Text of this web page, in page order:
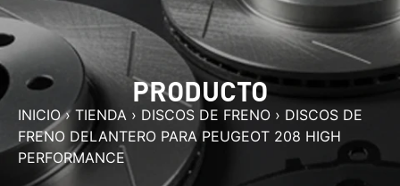
PRODUCTO
INICIO› TIENDA › DISCOS DE FRENO › DISCOS DE
FRENO DELANTERO PARA PEUGEOT 208 HIGH
PERFORMANCE